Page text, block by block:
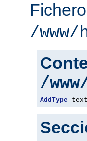
Fichero
/
/
AddType text